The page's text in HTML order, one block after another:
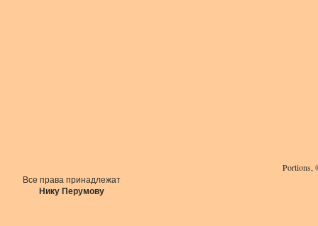
Portions,
Все права принадлежат
Нику Перумову